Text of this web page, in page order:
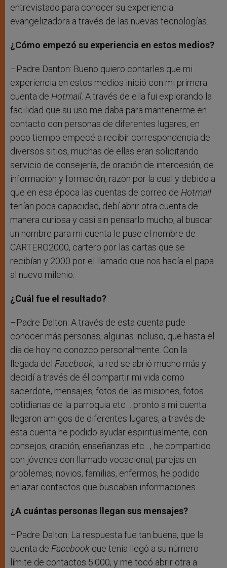
entrevistado para conocer su experiencia
evangelizadora a través de las nuevas tecnologías.
¿Cómo empezó su experiencia en estos medios?
–Padre Danton: Bueno quiero contarles que mi
experiencia en estos medios inició con mi primera
cuenta de Hotmail. A través de ella fui explorando la
facilidad que su uso me daba para mantenerme en
contacto con personas de diferentes lugares, en
poco tiempo empecé a recibir correspondencia de
diversos sitios, muchas de ellas eran solicitando
servicio de consejería, de oración de intercesión, de
información y formación, razón por la cual y debido a
que en esa época las cuentas de correo de Hotmail
tenían poca capacidad, debí abrir otra cuenta de
manera curiosa y casi sin pensarlo mucho, al buscar
un nombre para mi cuenta le puse el nombre de
CARTERO2000, cartero por las cartas que se
recibían y 2000 por el llamado que nos hacía el papa
al nuevo milenio.
¿Cuál fue el resultado?
–Padre Dalton: A través de esta cuenta pude
conocer más personas, algunas incluso, que hasta el
día de hoy no conozco personalmente. Con la
llegada del Facebook, la red se abrió mucho más y
decidí a través de él compartir mi vida como
sacerdote, mensajes, fotos de las misiones, fotos
cotidianas de la parroquia etc… pronto a mi cuenta
llegaron amigos de diferentes lugares, a través de
esta cuenta he podido ayudar espiritualmente, con
consejos, oración, enseñanzas etc…, he compartido
con jóvenes con llamado vocacional, parejas en
problemas, novios, familias, enfermos, he podido
enlazar contactos que buscaban informaciones.
¿A cuántas personas llegan sus mensajes?
–Padre Dalton: La respuesta fue tan buena, que la
cuenta de Facebook que tenía llegó a su número
límite de contactos 5.000, y me tocó abrir otra a